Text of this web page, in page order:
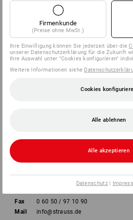
UNTERNEHMEN
INFORMATIONEN
ZAHLARTEN
Strauss Deutschland
Frankfurter Straße 98-108
Fax
0 60 50 / 97 10 90
Mail
info@strauss.de
Firmenkunde
(Preise ohne MwSt.)
Ihre Einwilligung können Sie jederzeit über die
unserer Datenschutzerklärung für die Zukunft
Ihre Auswahl unter "Cookies konfigurieren"
Weitere Informationen siehe
Cookies
Alle ablehnen
Alle akzeptieren
Datenschutz|